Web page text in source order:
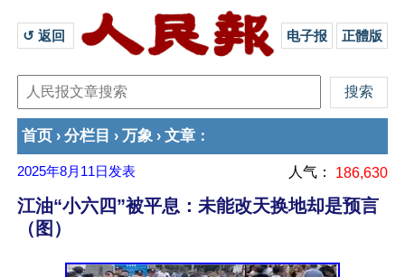
↺ 返回 电子报 正體版
首页 › 分栏目 › 万象 › 文章 ：
2025年8月11日 发表 人气： 186,630
江油“小六四”被平息：未能改天换地却是预言
（图）